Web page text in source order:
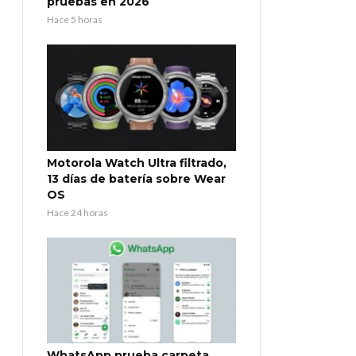
Hace 5 horas
Motorola Watch Ultra filtrado,
13 días de batería sobre Wear
OS
Hace 24 horas